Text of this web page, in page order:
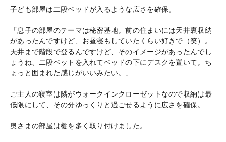
子ども部屋は二段ベッドが入るような広さを確保。
「息子の部屋のテーマは秘密基地。前の住まいには天井裏収納
があったんですけど、お昼寝もしていたくらい好きで（笑）。
天井まで階段で登るんですけど、そのイメージがあったんでし
ょうね、二段ベットを入れてベッドの下にデスクを置いて。ち
ょっと囲まれた感じがいいみたい。」
ご主人の寝室は隣がウォークインクローゼットなので収納は最
低限にして、その分ゆっくりと過ごせるように広さを確保。
奥さまの部屋は棚を多く取り付けました。